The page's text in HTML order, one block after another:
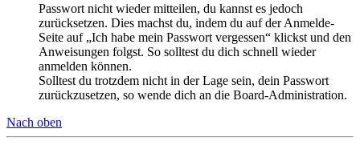
Passwort nicht wieder mitteilen, du kannst es jedoch
zurücksetzen. Dies machst du, indem du auf der Anmelde-
Seite auf „Ich habe mein Passwort vergessen“ klickst und den
Anweisungen folgst. So solltest du dich schnell wieder
anmelden können.
Solltest du trotzdem nicht in der Lage sein, dein Passwort
zurückzusetzen, so wende dich an die Board-Administration.
Nach oben